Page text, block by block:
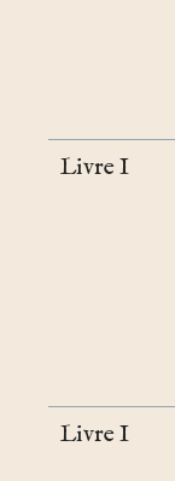
Livre I
Livre I